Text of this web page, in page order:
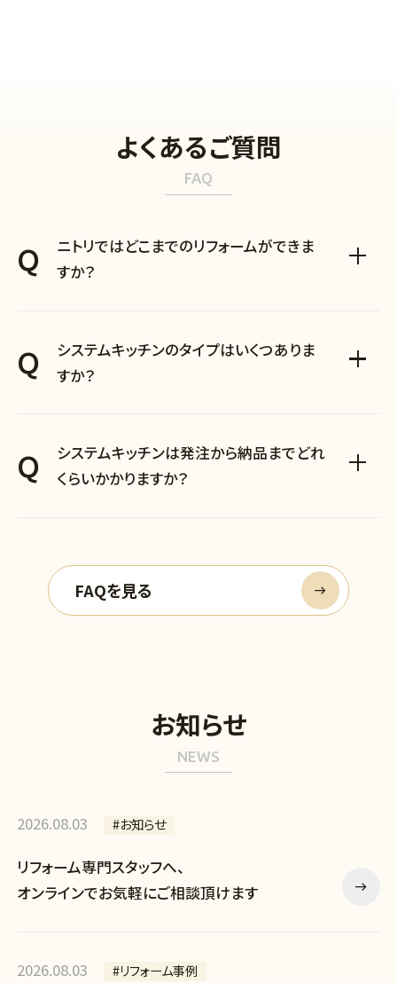
よくあるご質問
FAQ
Q
ニトリではどこまでのリフォームができま
すか？
Q
システムキッチンのタイプはいくつありま
すか？
Q
システムキッチンは発注から納品までどれ
くらいかかりますか？
FAQを見る
お知らせ
NEWS
2026.08.03 #お知らせ
リフォーム専門スタッフへ、
オンラインでお気軽にご相談頂けます
2026.08.03 #リフォーム事例